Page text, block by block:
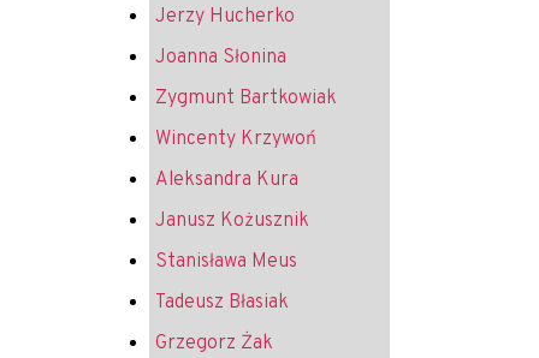
Jerzy Hucherko
Joanna Słonina
Zygmunt Bartkowiak
Wincenty Krzywoń
Aleksandra Kura
Janusz Kożusznik
Stanisława Meus
Tadeusz Błasiak
Grzegorz Żak